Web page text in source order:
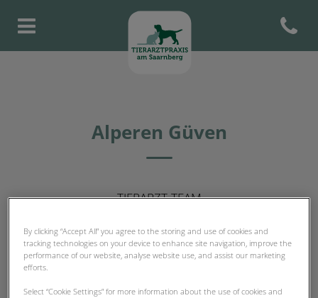
Homepage Tierarztpraxis am
Open
Alperen Güven
TIERARZT-TEAM
By clicking “Accept All” you agree to the storing and use of cookies and
tracking technologies on your device to enhance site navigation, improve the
performance of our website, analyse website use, and assist our marketing
efforts.
Select “Cookie Settings” for more information about the use of cookies and